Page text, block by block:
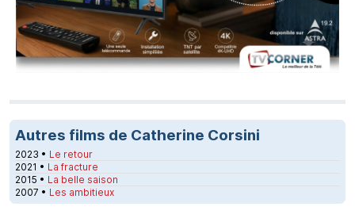
Autres films de Catherine Corsini
2023 • Le retour
2021 • La fracture
2015 • La belle saison
2007 • Les ambitieux